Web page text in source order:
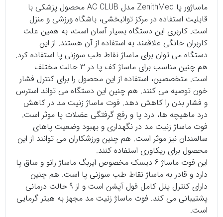
ماساژور پا
ZenithMed مدل AC CLUB محصول پزشکی با
قابلیت استفاده در مرکز توانبخشی، باشگاه ورزشی و منزل
است. کاربری این دستگاه بسیار آسان است، به همین علت
کاربران خانگی علاقمند به استفاده از آن هستند. از این
دستگاه می توان برای ماساژ نقاط طب سوزنی پا استفاده کرد.
هم چنین مناسب برای ماساژ کف پا در 3 حالت مختلف
است. متخصصین، استفاده از این محصول را برای کنترل فشار
خون توصیه می کنند. هم چنین این دستگاه می‌ تواند استرس
و فشار بدن را کاهش دهد. فوت ماساژ زنیت مد در کاهش
درد ماهیچه ها، درد پا و رفع گرفتگی عضلات پا موثر است.
فوت ماساژ زنیت مد در نگهداری و بهبود وضعیت پاهای
سالمندان نیز موثر است. هم چنین ورزشکاران می توانند از این
محصول برای ریکاوری استفاده کنند.
این فوت ماساژ 6 دیسک مخصوص ایربگ ماساژ زانو و ساق پا
دارد و قادر به ماساژ نقاط طب سوزنی پا است. هم چنین
دارای کنترل پنل کامل فول آپشن است و از 9 حالت درمانی
پشتیبانی می کند. فوت ماساژ زنیت مد مجهز به هیتر گرمایی
است.